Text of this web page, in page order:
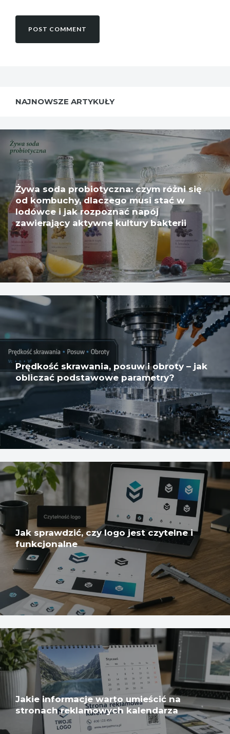
NAJNOWSZE ARTYKUŁY
Żywa soda probiotyczna: czym różni się
od kombuchy, dlaczego musi stać w
lodówce i jak rozpoznać napój
zawierający aktywne kultury bakterii
Prędkość skrawania, posuw i obroty – jak
obliczać podstawowe parametry?
Jak sprawdzić, czy logo jest czytelne i
funkcjonalne
Jakie informacje warto umieścić na
stronach reklamowych kalendarza